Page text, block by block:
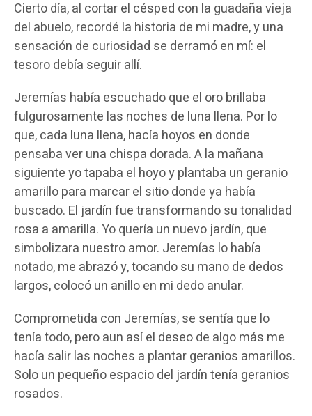
Cierto día, al cortar el césped con la guadaña vieja
del abuelo, recordé la historia de mi madre, y una
sensación de curiosidad se derramó en mí: el
tesoro debía seguir allí.
Jeremías había escuchado que el oro brillaba
fulgurosamente las noches de luna llena. Por lo
que, cada luna llena, hacía hoyos en donde
pensaba ver una chispa dorada. A la mañana
siguiente yo tapaba el hoyo y plantaba un geranio
amarillo para marcar el sitio donde ya había
buscado. El jardín fue transformando su tonalidad
rosa a amarilla. Yo quería un nuevo jardín, que
simbolizara nuestro amor. Jeremías lo había
notado, me abrazó y, tocando su mano de dedos
largos, colocó un anillo en mi dedo anular.
Comprometida con Jeremías, se sentía que lo
tenía todo, pero aun así el deseo de algo más me
hacía salir las noches a plantar geranios amarillos.
Solo un pequeño espacio del jardín tenía geranios
rosados.